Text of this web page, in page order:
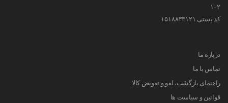
۱۰۲
کد پستی ۱۵۱۸۸۳۳۱۲۱
درباره ما
تماس با ما
راهنمای بازگشت، لغو و تعویض کالا
قوانین و سیاست ها